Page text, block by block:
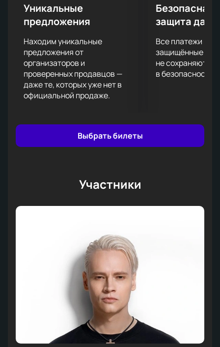
проведения транзакций.
Не упустите возможность посетить концерт
SHAMAN 25 октября в Полярис. Купить билеты
можно уже сейчас, обеспечив себе и своим
близким незабываемый вечер в компании одного из
самых популярных исполнителей современной
российской сцены.
Уникальные
предложения
Находим уникальные
предложения от
организаторов и
проверенных продавцов —
даже те, которых уже нет в
официальной продаже.
Безопасная
защита
Все платежи
защищённые
не сохраняются
в безопасности.
Выбрать билеты
Участники